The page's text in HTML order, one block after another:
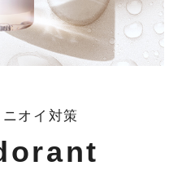
オイ対策